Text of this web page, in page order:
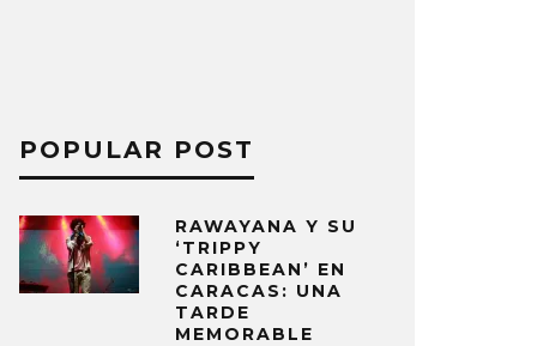
POPULAR POST
RAWAYANA Y SU
‘TRIPPY
CARIBBEAN’ EN
CARACAS: UNA
TARDE
MEMORABLE